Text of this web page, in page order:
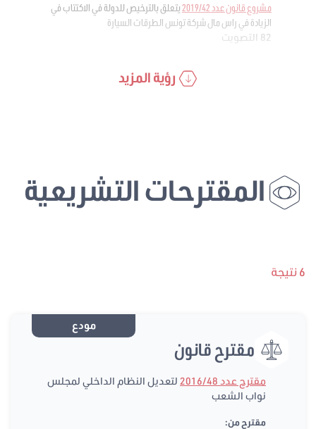
مشروع قانون عدد 2019/42
يتعلق بالترخيص للدولة في الاكتتاب في
الزيادة في راس مال شركة تونس الطرقات السيارة
82 التصويت
رؤية المزيد
المقترحات التشريعية
6 نتيجة
مودع
مقترح قانون
مقترح عدد 2016/48
لتعديل النظام الداخلي لمجلس
نواب الشعب
مقترح من: